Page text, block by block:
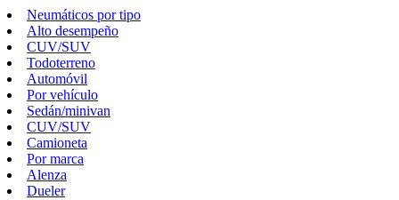
Neumáticos por tipo
Alto desempeño
CUV/SUV
Todoterreno
Automóvil
Por vehículo
Sedán/minivan
CUV/SUV
Camioneta
Por marca
Alenza
Dueler